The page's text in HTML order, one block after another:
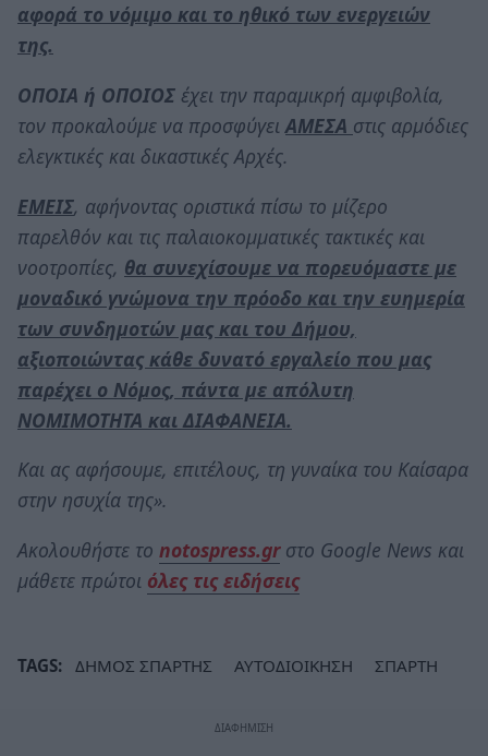
αφορά το νόμιμο και το ηθικό των ενεργειών
της.
ΟΠΟΙΑ ή ΟΠΟΙΟΣ έχει την παραμικρή αμφιβολία,
τον προκαλούμε να προσφύγειΑΜΕΣΑ στις αρμόδιες
ελεγκτικές και δικαστικές Αρχές.
ΕΜΕΙΣ, αφήνοντας οριστικά πίσω το μίζερο
παρελθόν και τις παλαιοκομματικές τακτικές και
νοοτροπίες, θα συνεχίσουμε να πορευόμαστε με
μοναδικό γνώμονα την πρόοδο και την ευημερία
των συνδημοτών μας και του Δήμου,
αξιοποιώντας κάθε δυνατό εργαλείο που μας
παρέχει ο Νόμος, πάντα με απόλυτη
ΝΟΜΙΜΟΤΗΤΑ και ΔΙΑΦΑΝΕΙΑ.
Και ας αφήσουμε, επιτέλους, τη γυναίκα του Καίσαρα
στην ησυχία της».
Ακολουθήστε το notospress.grστο Google News και
μάθετε πρώτοι όλες τις ειδήσεις
TAGS: ΔΗΜΟΣ ΣΠΑΡΤΗΣ ΑΥΤΟΔΙΟΙΚΗΣΗ ΣΠΑΡΤΗ